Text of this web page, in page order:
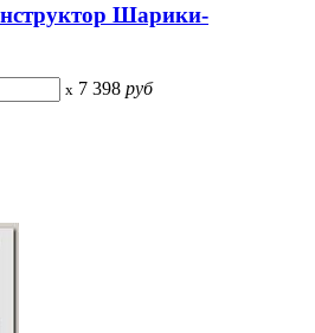
Шарики-
x 7 398 руб